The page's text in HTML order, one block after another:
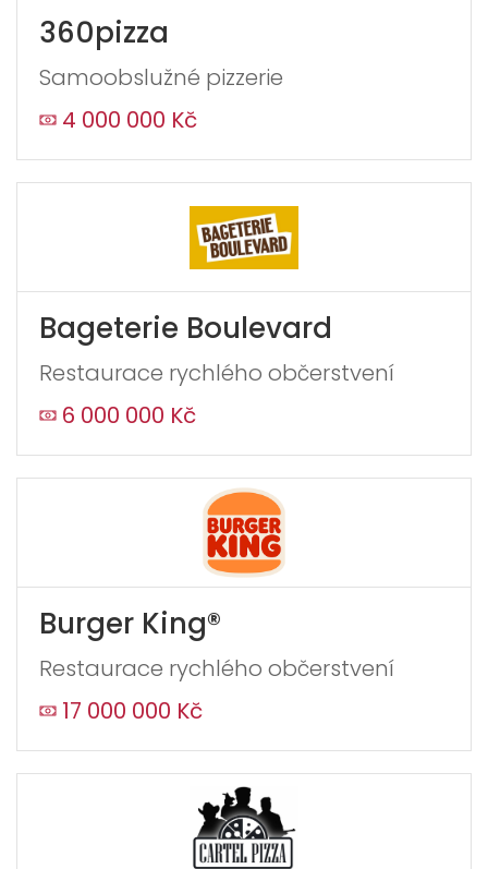
360pizza
Samoobslužné pizzerie
4 000 000 Kč
Bageterie Boulevard
Restaurace rychlého občerstvení
6 000 000 Kč
Burger King®
Restaurace rychlého občerstvení
17 000 000 Kč